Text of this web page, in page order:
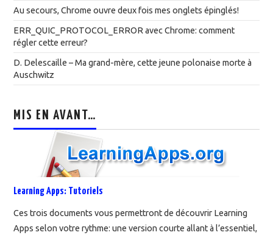
Au secours, Chrome ouvre deux fois mes onglets épinglés!
ERR_QUIC_PROTOCOL_ERROR avec Chrome: comment
régler cette erreur?
D. Delescaille – Ma grand-mère, cette jeune polonaise morte à
Auschwitz
MIS EN AVANT…
Learning Apps: Tutoriels
Ces trois documents vous permettront de découvrir Learning
Apps selon votre rythme: une version courte allant à l’essentiel,